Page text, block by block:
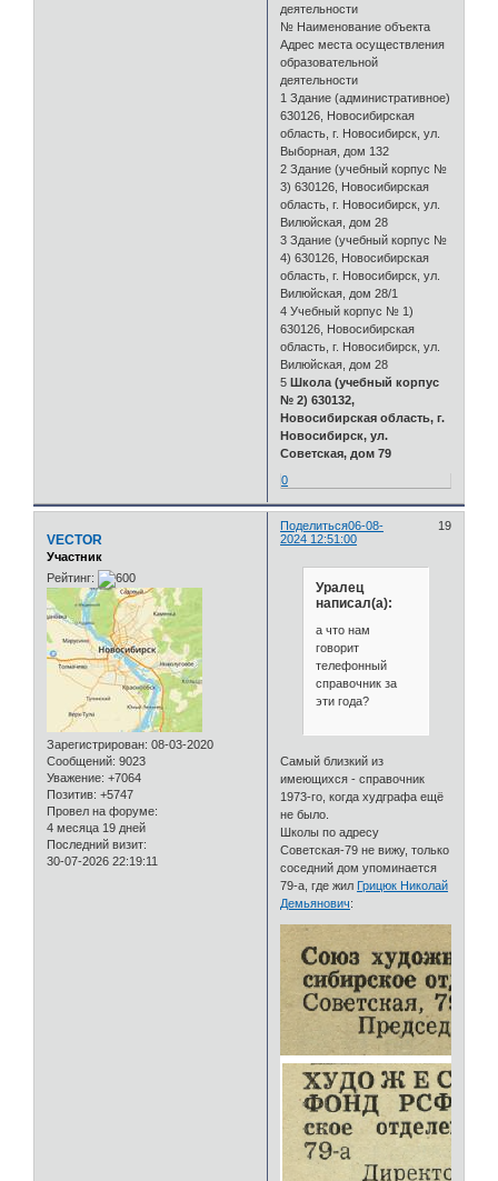
деятельности
№ Наименование объекта
Адрес места осуществления
образовательной
деятельности
1 Здание (административное)
630126, Новосибирская
область, г. Новосибирск, ул.
Выборная, дом 132
2 Здание (учебный корпус №
3) 630126, Новосибирская
область, г. Новосибирск, ул.
Вилюйская, дом 28
3 Здание (учебный корпус №
4) 630126, Новосибирская
область, г. Новосибирск, ул.
Вилюйская, дом 28/1
4 Учебный корпус № 1)
630126, Новосибирская
область, г. Новосибирск, ул.
Вилюйская, дом 28
5Школа (учебный корпус
№ 2) 630132,
Новосибирская область, г.
Новосибирск, ул.
Советская, дом 79
0
Поделиться 19
06-08-
2024 12:51:00
VECTOR
Участник
Рейтинг:
Зарегистрирован: 08-03-2020
Сообщений: 9023
Уважение: +7064
Позитив: +5747
Провел на форуме:
4 месяца 19 дней
Последний визит:
30-07-2026 22:19:11
Уралец
написал(а):
а что нам
говорит
телефонный
справочник за
эти года?
Самый близкий из
имеющихся - справочник
1973-го, когда худграфа ещё
не было.
Школы по адресу
Советская-79 не вижу, только
соседний дом упоминается
79-а, где жил Грицюк Николай
Демьянович: